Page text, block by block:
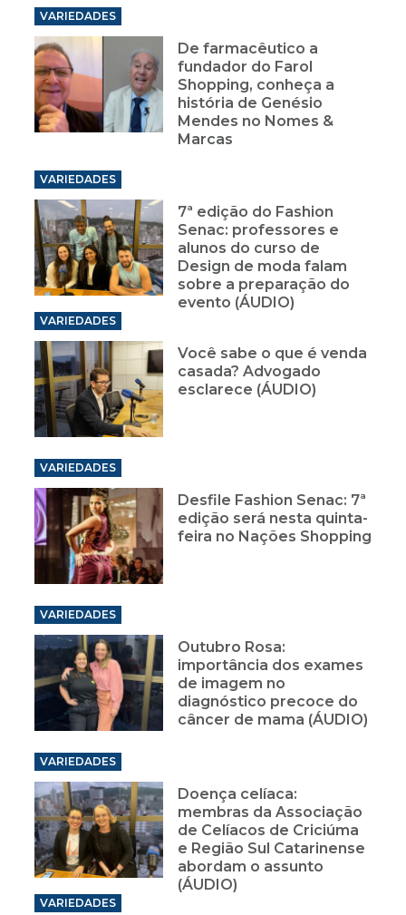
VARIEDADES
De farmacêutico a
fundador do Farol
Shopping, conheça a
história de Genésio
Mendes no Nomes &
Marcas
VARIEDADES
7ª edição do Fashion
Senac: professores e
alunos do curso de
Design de moda falam
sobre a preparação do
evento (ÁUDIO)
VARIEDADES
Você sabe o que é venda
casada? Advogado
esclarece (ÁUDIO)
VARIEDADES
Desfile Fashion Senac: 7ª
edição será nesta quinta-
feira no Nações Shopping
VARIEDADES
Outubro Rosa:
importância dos exames
de imagem no
diagnóstico precoce do
câncer de mama (ÁUDIO)
VARIEDADES
Doença celíaca:
membras da Associação
de Celíacos de Criciúma
e Região Sul Catarinense
abordam o assunto
(ÁUDIO)
VARIEDADES